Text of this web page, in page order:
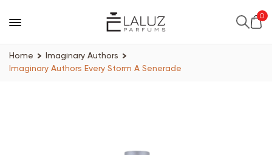
0
Home
Imaginary Authors
Imaginary Authors Every Storm A Senerade